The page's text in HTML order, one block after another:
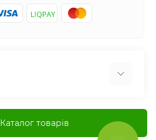
Каталог товарів